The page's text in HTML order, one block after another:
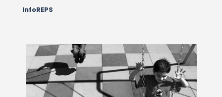
InfoREPS